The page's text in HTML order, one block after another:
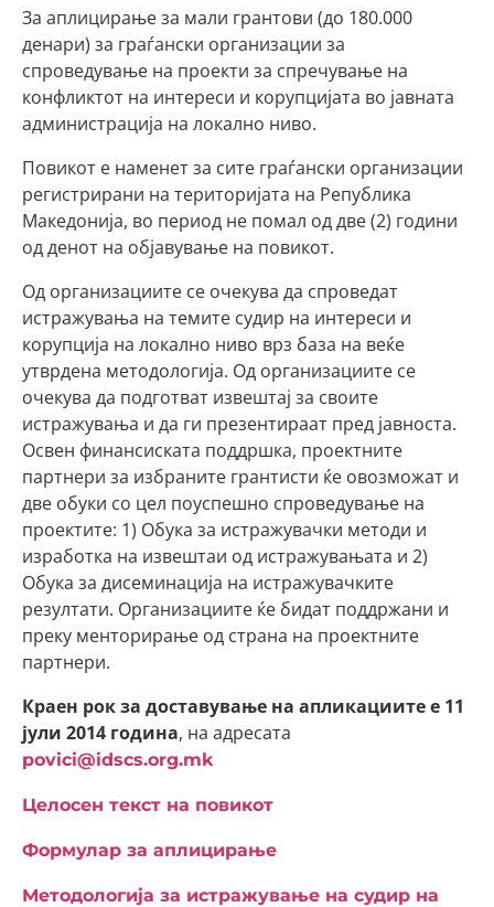
За аплицирање за мали грантови (до 180.000
денари) за граѓански организации за
спроведување на проекти за спречување на
конфликтот на интереси и корупцијата во јавната
администрација на локално ниво.
Повикот е наменет за сите граѓански организации
регистрирани на територијата на Република
Македонија, во период не помал од две (2) години
од денот на објавување на повикот.
Од организациите се очекува да спроведат
истражувања на темите судир на интереси и
корупција на локално ниво врз база на веќе
утврдена методологија. Од организациите се
очекува да подготват извештај за своите
истражувања и да ги презентираат пред јавноста.
Освен финансиската поддршка, проектните
партнери за избраните грантисти ќе овозможат и
две обуки со цел поуспешно спроведување на
проектите: 1) Обука за истражувачки методи и
изработка на извештаи од истражувањата и 2)
Обука за дисеминација на истражувачките
резултати. Организациите ќе бидат поддржани и
преку менторирање од страна на проектните
партнери.
Краен рок за доставување на апликациите е 11
јули 2014 година, на адресата
povici@idscs.org.mk
Целосен текст на повикот
Формулар за аплицирање
Методологија за истражување на судир на